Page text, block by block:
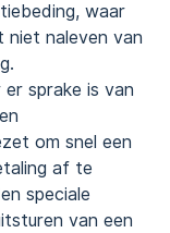
waar
niet naleven van
er sprake is van
om snel een
af te
speciale
van een